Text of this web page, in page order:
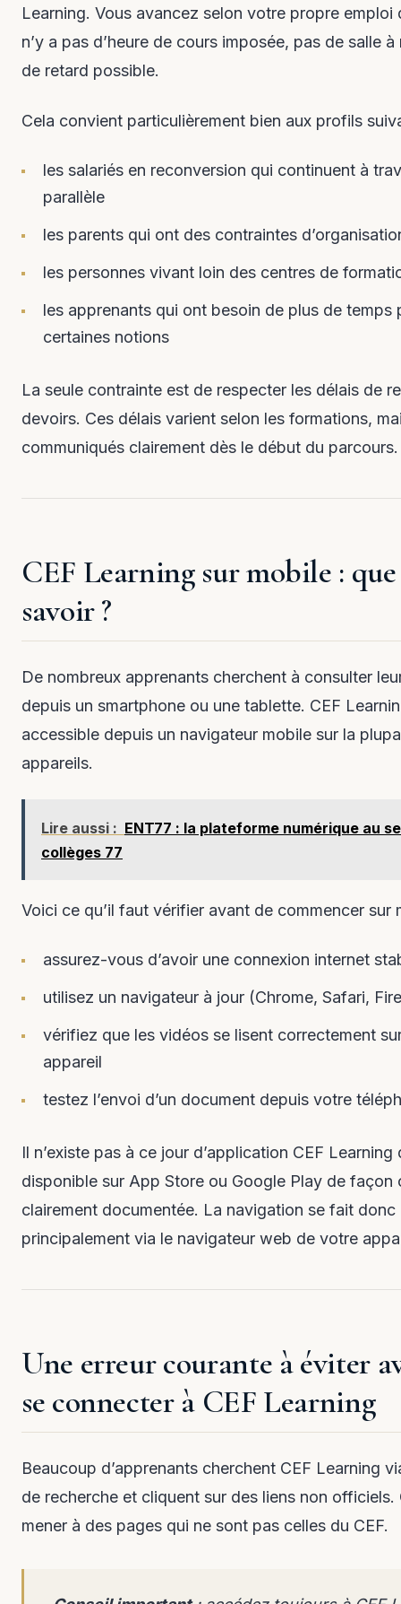
Learning. Vous avancez selon votre propre emploi
n’y a pas d’heure de cours imposée, pas de salle
de retard possible.
Cela convient particulièrement bien aux profils
les salariés en reconversion qui continuent à
parallèle
les parents qui ont des contraintes
les personnes vivant loin des centres de
les apprenants qui ont besoin de plus de temps
certaines notions
La seule contrainte est de respecter les délais de
devoirs. Ces délais varient selon les formations,
communiqués clairement dès le début du parcours.
CEF Learning sur mobile :
savoir ?
De nombreux apprenants cherchent à consulter
depuis un smartphone ou une tablette. CEF
accessible depuis un navigateur mobile sur la
appareils.
Lire aussi : ENT77 : la plateforme numérique au
collèges 77
Voici ce qu’il faut vérifier avant de commencer sur
assurez-vous d’avoir une connexion internet
utilisez un navigateur à jour (Chrome, Safari,
vérifiez que les vidéos se lisent correctement
appareil
testez l’envoi d’un document depuis votre
Il n’existe pas à ce jour d’application CEF Learning
disponible sur App Store ou Google Play de façon
clairement documentée. La navigation se fait donc
principalement via le navigateur web de votre
Une erreur courante à éviter
se connecter à CEF Learning
Beaucoup d’apprenants cherchent CEF Learning
de recherche et cliquent sur des liens non officiels.
mener à des pages qui ne sont pas celles du CEF.